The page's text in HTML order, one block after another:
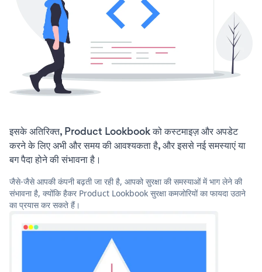
इसके अतिरिक्त, Product Lookbook को कस्टमाइज़ और अपडेट
करने के लिए अभी और समय की आवश्यकता है, और इससे नई समस्याएं या
बग पैदा होने की संभावना है।
जैसे-जैसे आपकी कंपनी बढ़ती जा रही है, आपको सुरक्षा की समस्याओं में भाग लेने की
संभावना है, क्योंकि हैकर Product Lookbook सुरक्षा कमजोरियों का फायदा उठाने
का प्रयास कर सकते हैं।